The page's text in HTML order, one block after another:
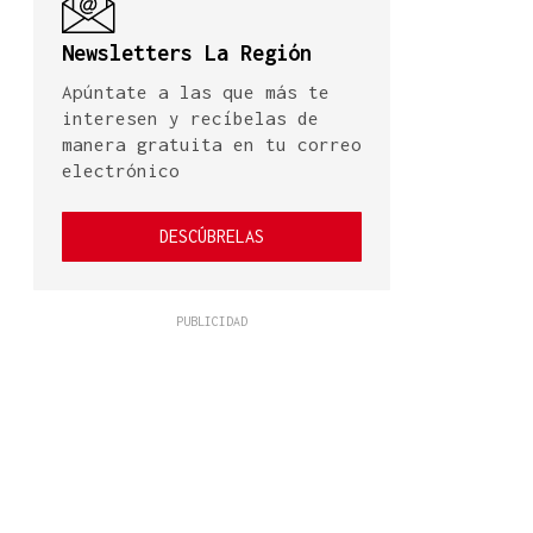
Newsletters La Región
Apúntate a las que más te
interesen y recíbelas de
manera gratuita en tu correo
electrónico
DESCÚBRELAS